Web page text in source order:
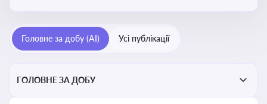
Головне за добу (AI) Усі публікації
ГОЛОВНЕ ЗА ДОБУ